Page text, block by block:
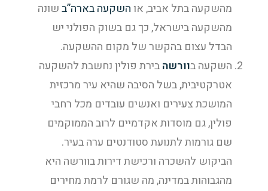
מהשקעה בתל אביב, אוהשקעה בארה”בשונה
מהשקעה בישראל, כך גם בשוק הפולני יש
הבדל עצום בהקשר של מקום ההשקעה.
השקעה בוורשהבירת פולין נחשבת להשקעה
אטרקטיבית, בשל הסיבה שהיא עיר מרכזית
המושכת צעירים ואנשים עובדים מכל רחבי
פולין, גם מוסדות אקדמיים לרוב הממוקמים
שם גורמות לתנועת סטודנטים ערה בעיר.
הביקוש להשכרה ורכישת דירות בוורשה היא
מהגבוהות במדינה, מה שגורם לרמת מחירים